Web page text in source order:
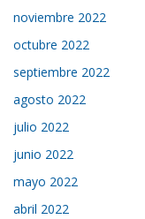
noviembre 2022
octubre 2022
septiembre 2022
agosto 2022
julio 2022
junio 2022
mayo 2022
abril 2022